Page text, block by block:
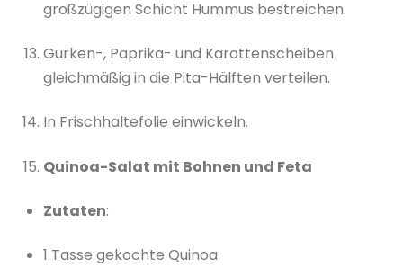
großzügigen Schicht Hummus bestreichen.
Gurken-, Paprika- und Karottenscheiben
gleichmäßig in die Pita-Hälften verteilen.
In Frischhaltefolie einwickeln.
Quinoa-Salat mit Bohnen und Feta
Zutaten:
1 Tasse gekochte Quinoa